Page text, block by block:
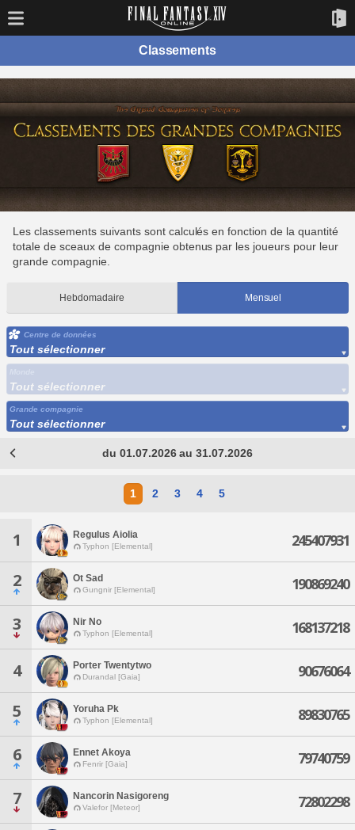
Classements
Les classements suivants sont calculés en fonction de la quantité
totale de sceaux de compagnie obtenus par les joueurs pour leur
grande compagnie.
Hebdomadaire Mensuel
Centre de données
Tout sélectionner
Tout sélectionner
Grande compagnie
Tout sélectionner
du 01.07.2026 au 31.07.2026
1 2 3 4 5
1 Regulus Aiolia
Typhon [Elemental] 245407931
2 Ot Sad
Gungnir [Elemental] 190869240
3 Nir No
Typhon [Elemental] 168137218
4 Porter Twentytwo
Durandal [Gaia] 90676064
5 Yoruha Pk
Typhon [Elemental] 89830765
6 Ennet Akoya
Fenrir [Gaia] 79740759
7 Nancorin Nasigoreng
Valefor [Meteor] 72802298